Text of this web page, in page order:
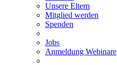
Unsere Eltern
Mitglied werden
Spenden
Jobs
Anmeldung Webinare